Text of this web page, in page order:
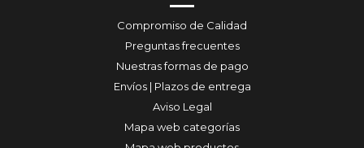
Compromiso de Calidad
Preguntas frecuentes
Nuestras formas de pago
Envíos | Plazos de entrega
Aviso Legal
Mapa web categorías